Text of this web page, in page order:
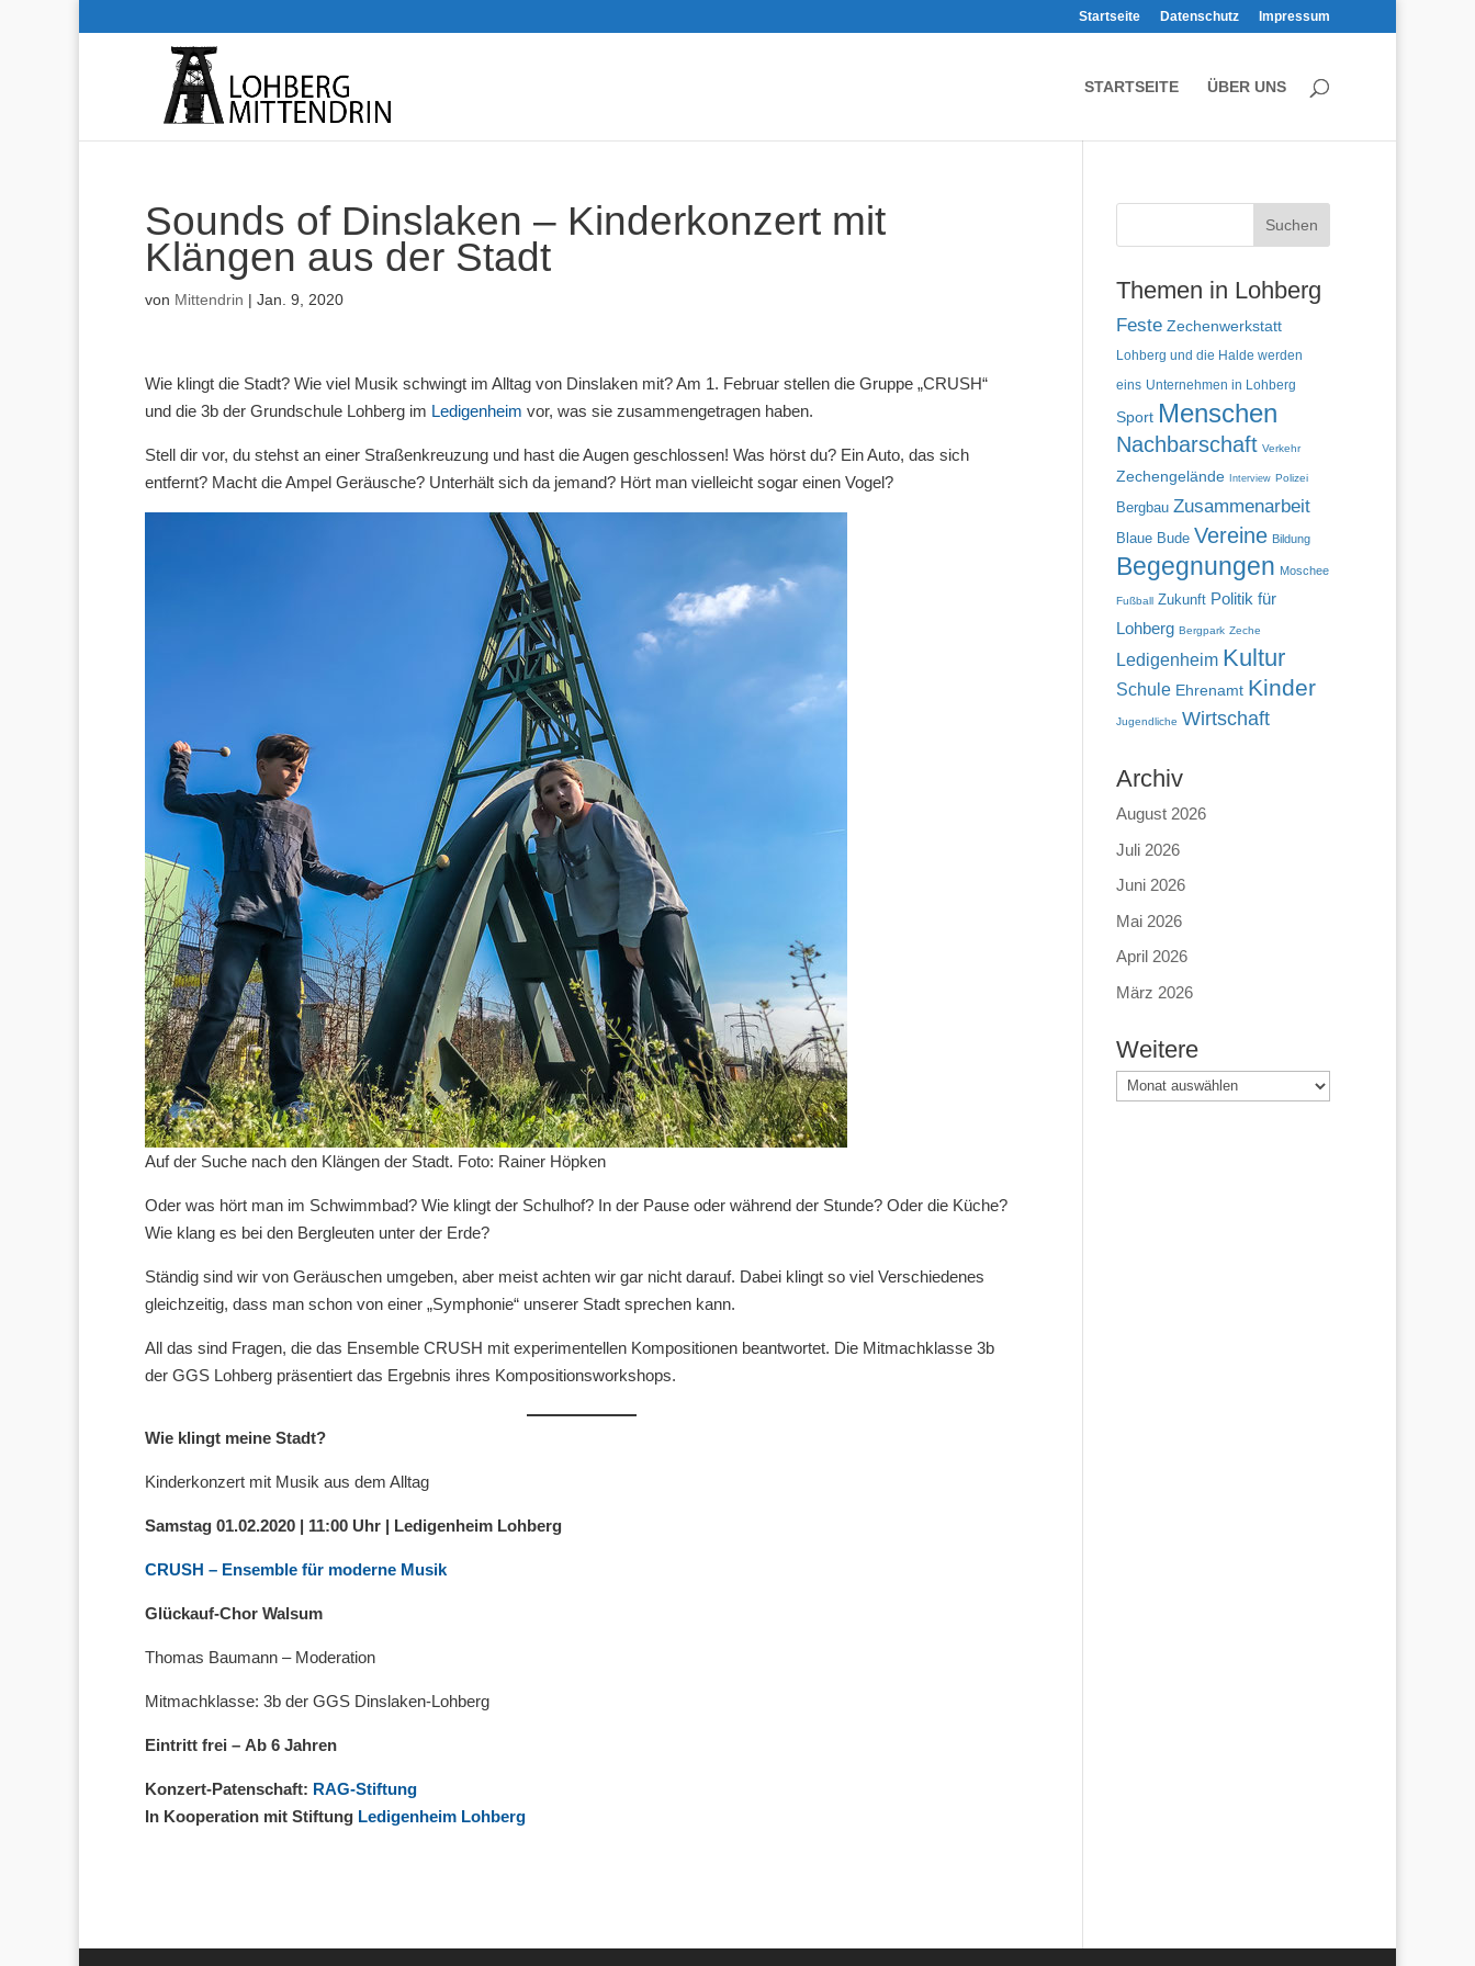
Startseite Datenschutz Impressum
STARTSEITE ÜBER UNS
Sounds of Dinslaken – Kinderkonzert mit
Klängen aus der Stadt
von Mittendrin | Jan. 9, 2020
Wie klingt die Stadt? Wie viel Musik schwingt im Alltag von Dinslaken mit? Am 1. Februar stellen die Gruppe „CRUSH“
und die 3b der Grundschule Lohberg im Ledigenheim vor, was sie zusammengetragen haben.
Stell dir vor, du stehst an einer Straßenkreuzung und hast die Augen geschlossen! Was hörst du? Ein Auto, das sich
entfernt? Macht die Ampel Geräusche? Unterhält sich da jemand? Hört man vielleicht sogar einen Vogel?
Auf der Suche nach den Klängen der Stadt. Foto: Rainer Höpken
Oder was hört man im Schwimmbad? Wie klingt der Schulhof? In der Pause oder während der Stunde? Oder die Küche?
Wie klang es bei den Bergleuten unter der Erde?
Ständig sind wir von Geräuschen umgeben, aber meist achten wir gar nicht darauf. Dabei klingt so viel Verschiedenes
gleichzeitig, dass man schon von einer „Symphonie“ unserer Stadt sprechen kann.
All das sind Fragen, die das Ensemble CRUSH mit experimentellen Kompositionen beantwortet. Die Mitmachklasse 3b
der GGS Lohberg präsentiert das Ergebnis ihres Kompositionsworkshops.
Wie klingt meine Stadt?
Kinderkonzert mit Musik aus dem Alltag
Samstag 01.02.2020 | 11:00 Uhr | Ledigenheim Lohberg
CRUSH – Ensemble für moderne Musik
Glückauf-Chor Walsum
Thomas Baumann – Moderation
Mitmachklasse: 3b der GGS Dinslaken-Lohberg
Eintritt frei – Ab 6 Jahren
Konzert-Patenschaft: RAG-Stiftung
In Kooperation mit Stiftung Ledigenheim Lohberg
Themen in Lohberg
Feste Zechenwerkstatt
Lohberg und die Halde werden
eins Unternehmen in Lohberg
Sport Menschen
Nachbarschaft Verkehr
Zechengelände Interview Polizei
Bergbau Zusammenarbeit
Blaue Bude Vereine Bildung
Begegnungen Moschee
Fußball Zukunft Politik für
Lohberg Bergpark Zeche
Ledigenheim Kultur
Schule Ehrenamt Kinder
Jugendliche Wirtschaft
Archiv
August 2026
Juli 2026
Juni 2026
Mai 2026
April 2026
März 2026
Weitere
Weitere